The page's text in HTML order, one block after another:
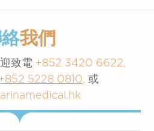
習慣感到困難，請不要猶豫
詢醫生的意見，尋求協助以
習慣。
臟相關的疾病。在不同類型
是導致死亡的主要原因。冠
歷中央壓迫性胸痛，疲勞加
到好轉。疼痛可能擴散到手
冠心病有許多的風險因
預防或治療的。
HPV 病毒基因分型檢測
血壓檢查
X光造影檢查
65歲或以上）
歲或以上)
我們
致電 +852 3420 6622,
5228 0810, 或